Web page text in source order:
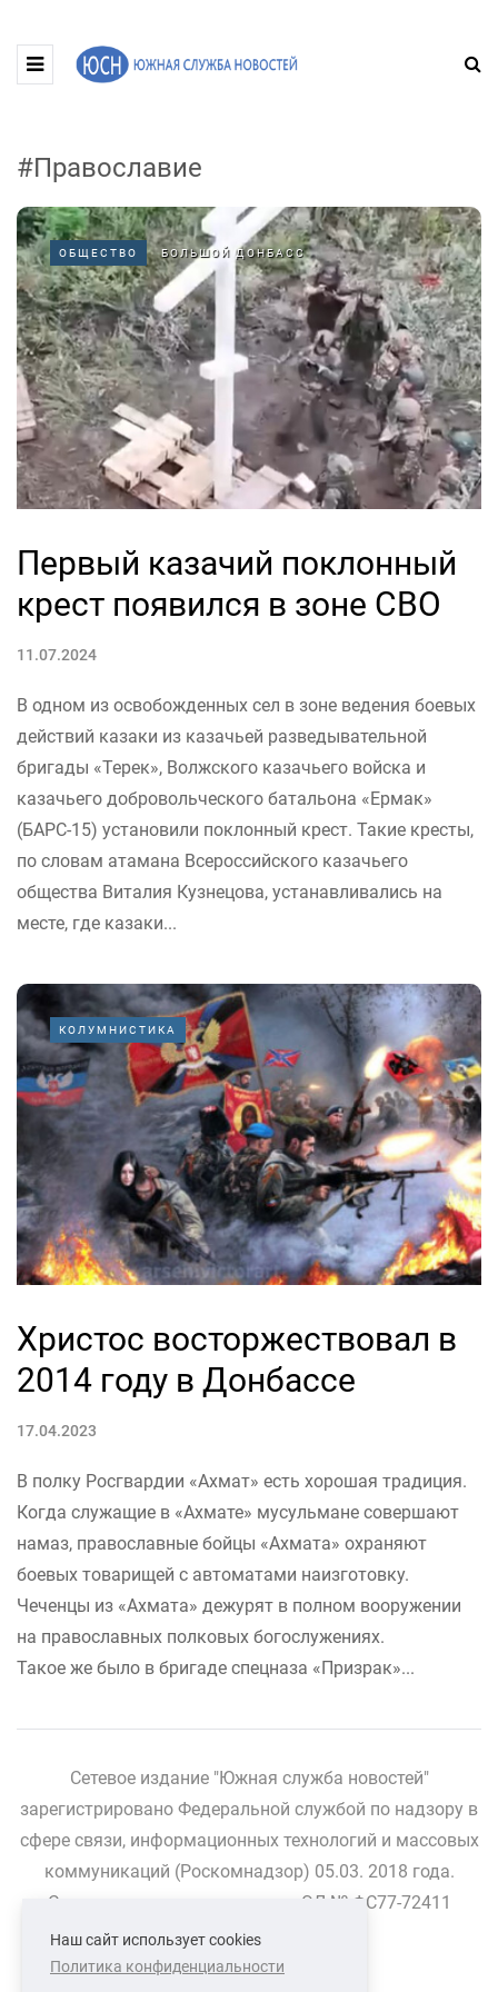
#Православие
ОБЩЕСТВО БОЛЬШОЙ ДОНБАСС
Первый казачий поклонный
крест появился в зоне СВО
11.07.2024
В одном из освобожденных сел в зоне ведения боевых
действий казаки из казачьей разведывательной
бригады «Терек», Волжского казачьего войска и
казачьего добровольческого батальона «Ермак»
(БАРС-15) установили поклонный крест. Такие кресты,
по словам атамана Всероссийского казачьего
общества Виталия Кузнецова, устанавливались на
месте, где казаки...
КОЛУМНИСТИКА
Христос восторжествовал в
2014 году в Донбассе
17.04.2023
В полку Росгвардии «Ахмат» есть хорошая традиция.
Когда служащие в «Ахмате» мусульмане совершают
намаз, православные бойцы «Ахмата» охраняют
боевых товарищей с автоматами наизготовку.
Чеченцы из «Ахмата» дежурят в полном вооружении
на православных полковых богослужениях.
Такое же было в бригаде спецназа «Призрак»...
Сетевое издание "Южная служба новостей"
зарегистрировано Федеральной службой по надзору в
сфере связи, информационных технологий и массовых
коммуникаций (Роскомнадзор) 05.03. 2018 года.
Свидетельство о регистрации ЭЛ № ФС77-72411
СВЯЗАТЬСЯ С НАМИ
Наш сайт использует cookies
Политика конфиденциальности